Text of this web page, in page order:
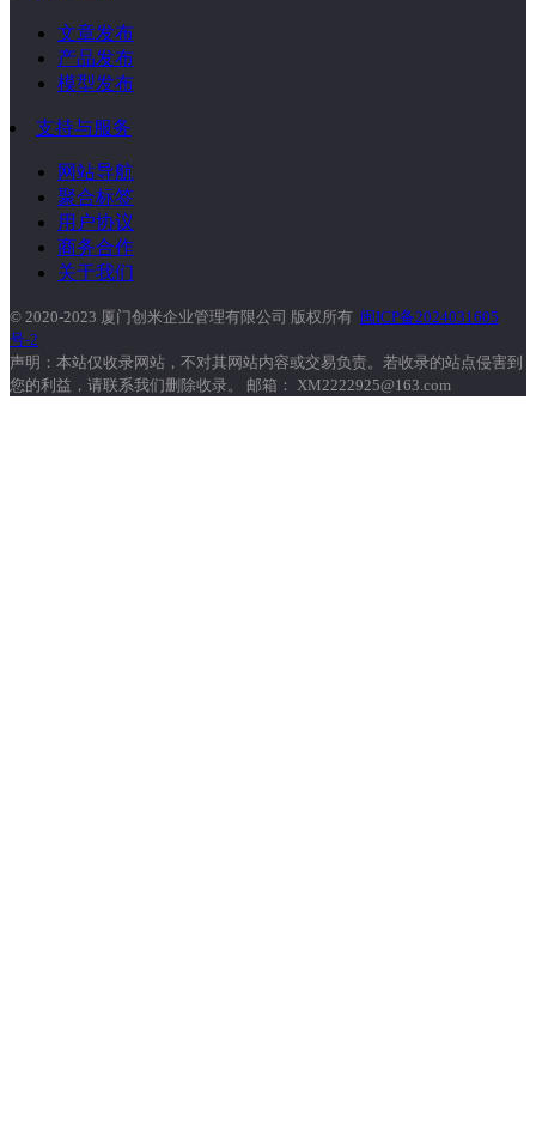
文章发布
产品发布
模型发布
支持与服务
网站导航
聚合标签
用户协议
商务合作
关于我们
© 2020-2023 厦门创米企业管理有限公司 版权所有 闽ICP备2024031605
号-2
声明：本站仅收录网站，不对其网站内容或交易负责。若收录的站点侵害到
您的利益，请联系我们删除收录。 邮箱： XM2222925@163.com